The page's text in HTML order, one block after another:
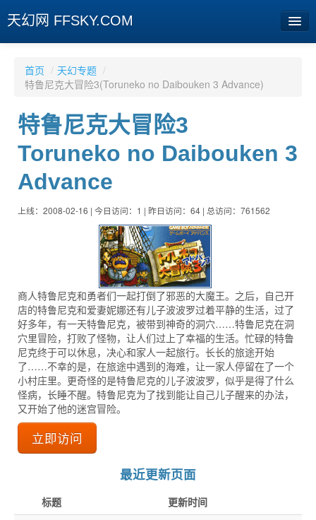
天幻网 FFSKY.COM
周边
娱乐
专题
相册
[登陆] [注册]
首页 / 天幻专题 /
特鲁尼克大冒险3(Toruneko no Daibouken 3 Advance)
特鲁尼克大冒险3
Toruneko no Daibouken 3
Advance
上线：2008-02-16 | 今日访问：1 | 昨日访问：64 | 总访问：761562
商人特鲁尼克和勇者们一起打倒了邪恶的大魔王。之后，自己开
店的特鲁尼克和爱妻妮娜还有儿子波波罗过着平静的生活，过了
好多年，有一天特鲁尼克，被带到神奇的洞穴……特鲁尼克在洞
穴里冒险，打败了怪物，让人们过上了幸福的生活。忙碌的特鲁
尼克终于可以休息，决心和家人一起旅行。长长的旅途开始
了……不幸的是，在旅途中遇到的海难，让一家人停留在了一个
小村庄里。更奇怪的是特鲁尼克的儿子波波罗，似乎是得了什么
怪病，长睡不醒。特鲁尼克为了找到能让自己儿子醒来的办法，
又开始了他的迷宫冒险。
立即访问
最近更新页面
标题
更新时间